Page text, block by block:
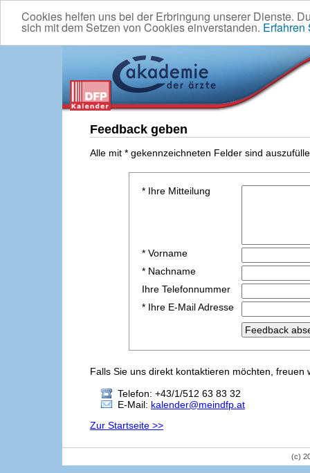
Cookies helfen uns bei der Erbringung unserer Dienste.
sich mit dem Setzen von Cookies einverstanden. Erfahren
Feedback geben
Alle mit * gekennzeichneten Felder sind
* Ihre Mitteilung
* Vorname
* Nachname
Ihre Telefonnummer
* Ihre E-Mail Adresse
Falls Sie uns direkt kontaktieren möchten,
Telefon: +43/1/512 63 83 32
E-Mail: kalender@meindfp.at
Zur Startseite >>
(c)